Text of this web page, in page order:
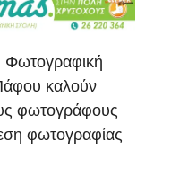
καλούν
φωτογράφους
φωτογραφίας